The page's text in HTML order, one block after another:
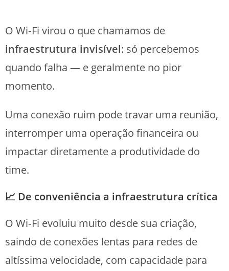
O Wi‑Fi virou o que chamamos de
infraestrutura invisível: só percebemos
quando falha — e geralmente no pior
momento.
Uma conexão ruim pode travar uma reunião,
interromper uma operação financeira ou
impactar diretamente a produtividade do
time.
📈 De conveniência a infraestrutura crítica
O Wi‑Fi evoluiu muito desde sua criação,
saindo de conexões lentas para redes de
altíssima velocidade, com capacidade para